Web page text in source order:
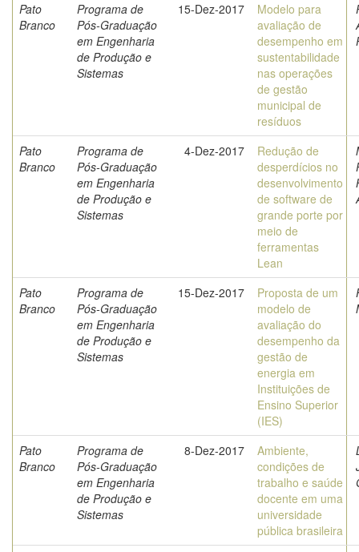
Pato
Branco
Programa de
Pós-Graduação
em Engenharia
de Produção e
Sistemas
15-Dez-2017
Modelo para
avaliação de
desempenho em
sustentabilidade
nas operações
de gestão
municipal de
resíduos
Pato
Branco
Programa de
Pós-Graduação
em Engenharia
de Produção e
Sistemas
4-Dez-2017
Redução de
desperdícios no
desenvolvimento
de software de
grande porte por
meio de
ferramentas
Lean
Pato
Branco
Programa de
Pós-Graduação
em Engenharia
de Produção e
Sistemas
15-Dez-2017
Proposta de um
modelo de
avaliação do
desempenho da
gestão de
energia em
Instituições de
Ensino Superior
(IES)
Pato
Branco
Programa de
Pós-Graduação
em Engenharia
de Produção e
Sistemas
8-Dez-2017
Ambiente,
condições de
trabalho e saúde
docente em uma
universidade
pública brasileira